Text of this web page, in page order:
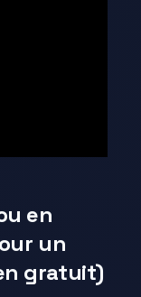
en
un
gratuit)